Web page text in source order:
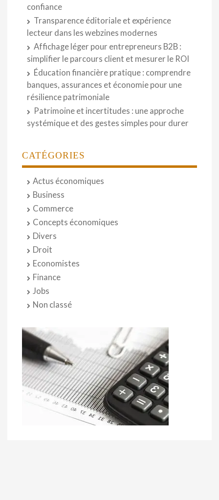
confiance
Transparence éditoriale et expérience
lecteur dans les webzines modernes
Affichage léger pour entrepreneurs B2B :
simplifier le parcours client et mesurer le ROI
Éducation financière pratique : comprendre
banques, assurances et économie pour une
résilience patrimoniale
Patrimoine et incertitudes : une approche
systémique et des gestes simples pour durer
CATÉGORIES
Actus économiques
Business
Commerce
Concepts économiques
Divers
Droit
Economistes
Finance
Jobs
Non classé